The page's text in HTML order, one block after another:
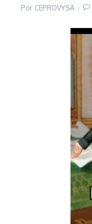
Por CEPROVYSA